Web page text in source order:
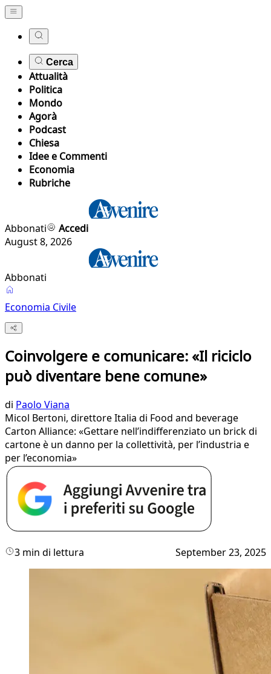
Cerca
Attualità
Politica
Mondo
Agorà
Podcast
Chiesa
Idee e Commenti
Economia
Rubriche
Abbonati
Accedi
August 8, 2026
Abbonati
Economia Civile
Coinvolgere e comunicare: «Il riciclo
può diventare bene comune»
di Paolo Viana
Micol Bertoni, direttore Italia di Food and beverage
Carton Alliance: «Gettare nell’indifferenziato un brick di
cartone è un danno per la collettività, per l’industria e
per l’economia»
3 min di lettura September 23, 2025